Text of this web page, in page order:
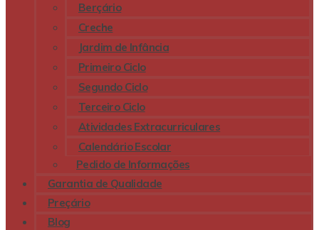
Berçário
Creche
Jardim de Infância
Primeiro Ciclo
Segundo Ciclo
Terceiro Ciclo
Atividades Extracurriculares
Calendário Escolar
Pedido de Informações
Garantia de Qualidade
Preçário
Blog